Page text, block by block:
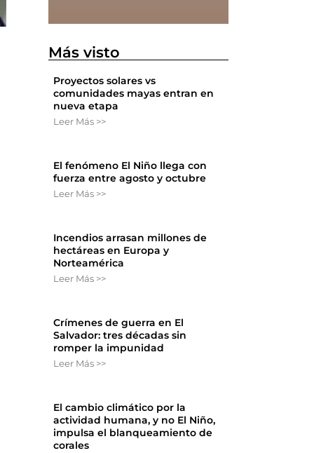
Más visto
Proyectos solares vs
comunidades mayas entran en
nueva etapa
Leer Más >>
El fenómeno El Niño llega con
fuerza entre agosto y octubre
Leer Más >>
Incendios arrasan millones de
hectáreas en Europa y
Norteamérica
Leer Más >>
Crímenes de guerra en El
Salvador: tres décadas sin
romper la impunidad
Leer Más >>
El cambio climático por la
actividad humana, y no El Niño,
impulsa el blanqueamiento de
corales